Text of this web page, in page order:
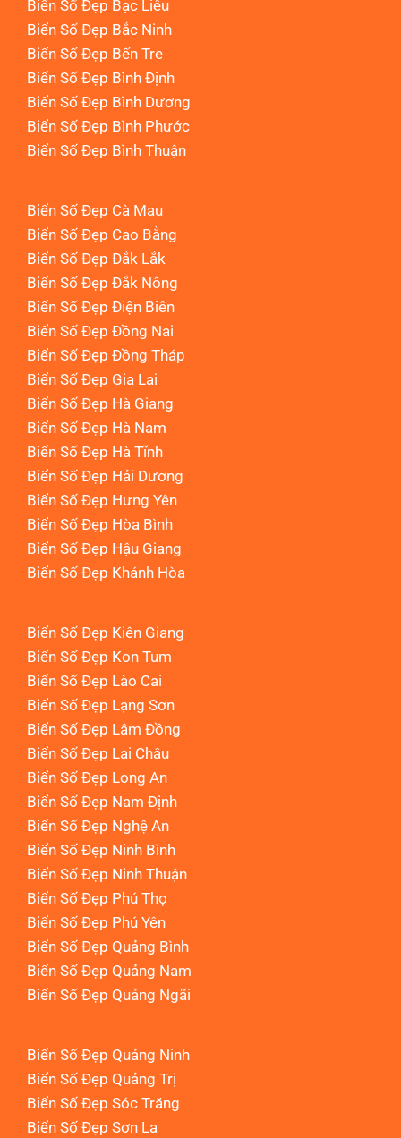
Biển Số Đẹp Bạc Liêu
Biển Số Đẹp Bắc Ninh
Biển Số Đẹp Bến Tre
Biển Số Đẹp Bình Định
Biển Số Đẹp Bình Dương
Biển Số Đẹp Bình Phước
Biển Số Đẹp Bình Thuận
Biển Số Đẹp Cà Mau
Biển Số Đẹp Cao Bằng
Biển Số Đẹp Đắk Lắk
Biển Số Đẹp Đắk Nông
Biển Số Đẹp Điện Biên
Biển Số Đẹp Đồng Nai
Biển Số Đẹp Đồng Tháp
Biển Số Đẹp Gia Lai
Biển Số Đẹp Hà Giang
Biển Số Đẹp Hà Nam
Biển Số Đẹp Hà Tĩnh
Biển Số Đẹp Hải Dương
Biển Số Đẹp Hưng Yên
Biển Số Đẹp Hòa Bình
Biển Số Đẹp Hậu Giang
Biển Số Đẹp Khánh Hòa
Biển Số Đẹp Kiên Giang
Biển Số Đẹp Kon Tum
Biển Số Đẹp Lào Cai
Biển Số Đẹp Lạng Sơn
Biển Số Đẹp Lâm Đồng
Biển Số Đẹp Lai Châu
Biển Số Đẹp Long An
Biển Số Đẹp Nam Định
Biển Số Đẹp Nghệ An
Biển Số Đẹp Ninh Bình
Biển Số Đẹp Ninh Thuận
Biển Số Đẹp Phú Thọ
Biển Số Đẹp Phú Yên
Biển Số Đẹp Quảng Bình
Biển Số Đẹp Quảng Nam
Biển Số Đẹp Quảng Ngãi
Biển Số Đẹp Quảng Ninh
Biển Số Đẹp Quảng Trị
Biển Số Đẹp Sóc Trăng
Biển Số Đẹp Sơn La